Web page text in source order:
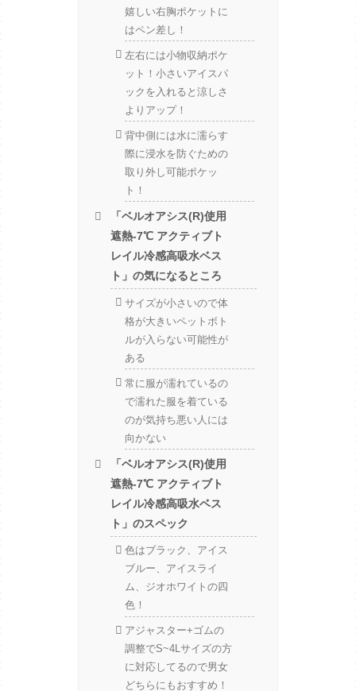
嬉しい右胸ポケットに
はペン差し！
左右には小物収納ポケ
ット！小さいアイスパ
ックを入れると涼しさ
よりアップ！
背中側には水に濡らす
際に浸水を防ぐための
取り外し可能ポケッ
ト！
「ベルオアシス(R)使用
遮熱-7℃ アクティブト
レイル冷感高吸水ベス
ト」の気になるところ
サイズが小さいので体
格が大きいペットボト
ルが入らない可能性が
ある
常に服が濡れているの
で濡れた服を着ている
のが気持ち悪い人には
向かない
「ベルオアシス(R)使用
遮熱-7℃ アクティブト
レイル冷感高吸水ベス
ト」のスペック
色はブラック、アイス
ブルー、アイスライ
ム、ジオホワイトの四
色！
アジャスター+ゴムの
調整でS~4Lサイズの方
に対応してるので男女
どちらにもおすすめ！